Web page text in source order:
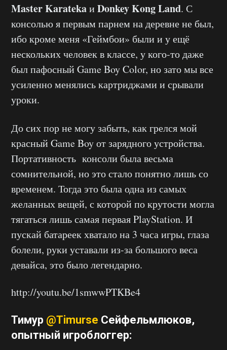
Master Karatekaи Donkey Kong Land. С
консолью я первым парнем на деревне не был,
ибо кроме меня «Геймбои» были и у ещё
нескольких человек в классе, у кого-то даже
был пафосный Game Boy Color, но зато мы все
усиленно менялись картриджами и срывали
уроки.
До сих пор не могу забыть, как грелся мой
красный Game Boy от зарядного устройства.
Портативность консоли была весьма
сомнительной, но это стало понятно лишь со
временем. Тогда это была одна из самых
желанных вещей, с которой по крутости могла
тягаться лишь самая первая PlayStation. И
пускай батареек хватало на 3 часа игры, глаза
болели, руки уставали из-за большого веса
девайса, это было легендарно.
http://youtu.be/1smwwPTKBe4
Тимур @Timurse Сейфельмлюков,
опытный игроблоггер: